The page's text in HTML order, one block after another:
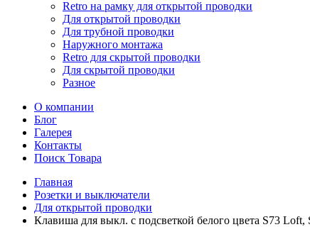
Retro на рамку для открытой проводки
Для открытой проводки
Для трубной проводки
Наружного монтажа
Retro для скрытой проводки
Для скрытой проводки
Разное
О компании
Блог
Галерея
Контакты
Поиск Товара
Главная
Розетки и выключатели
Для открытой проводки
Клавиша для выкл. с подсветкой белого цвета S73 Loft,